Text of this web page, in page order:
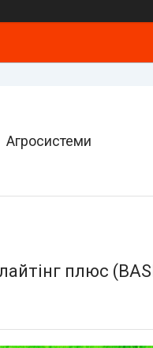
Агросистеми
плюс